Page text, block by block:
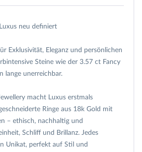
neu definiert
Exklusivität, Eleganz und persönlichen
Steine wie der 3.57 ct Fancy
lange unerreichbar.
macht Luxus erstmals
Ringe aus 18k Gold mit
– ethisch, nachhaltig und
Schliff und Brillanz. Jedes
Unikat, perfekt auf Stil und